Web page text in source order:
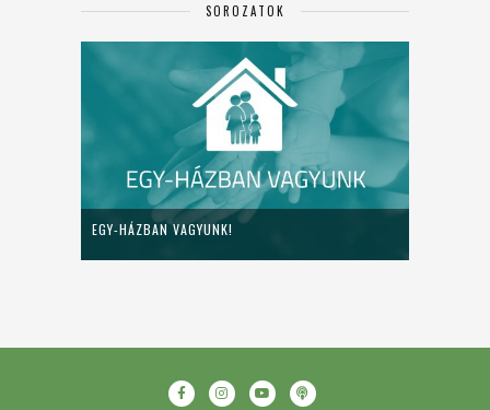
SOROZATOK
EGY-HÁZBAN VAGYUNK!